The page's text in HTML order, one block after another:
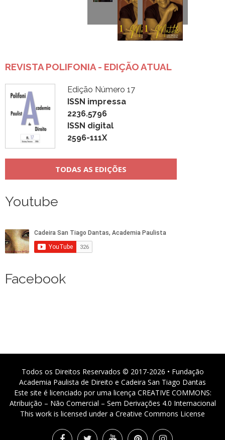
REVISTA POLIFONIA - EDIÇÃO ATUAL
Edição Número 17
ISSN impressa
2236.5796
ISSN digital
2596-111X
TODAS AS EDIÇÕES
Youtube
Facebook
Todos os Direitos Reservados © 2017-2026 • Fundação
Academia Paulista de Direito e Cadeira San Tiago Dantas
Este site é licenciado por uma licença CREATIVE COMMONS:
Atribuição – Não Comercial – Sem Derivações 4.0 Internacional
This work is licensed under a Creative Commons License